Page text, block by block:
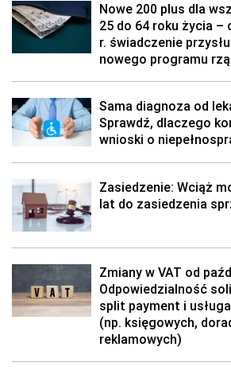
Nowe 200 plus dla
25 do 64 roku życia –
r. świadczenie
nowego programu
Sama diagnoza od
Sprawdź, dlaczego
wnioski o
Zasiedzenie: Wciąż
lat do zasiedzenia
Zmiany w VAT od
Odpowiedzialność
split payment i
(np. księgowych,
reklamowych)